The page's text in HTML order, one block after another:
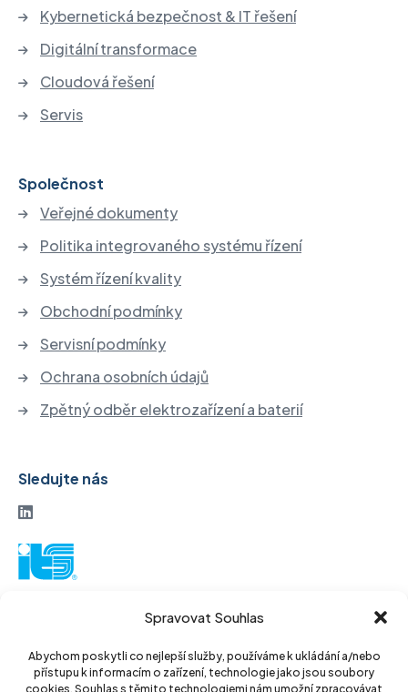
Spravovat Souhlas
Abychom poskytli co nejlepší služby, používáme k ukládání a/nebo
přístupu k informacím o zařízení, technologie jako jsou soubory
cookies. Souhlas s těmito technologiemi nám umožní zpracovávat
Kybernetická bezpečnost & IT řešení
Digitální transformace
Cloudová řešení
Servis
Společnost
Veřejné dokumenty
Politika integrovaného systému řízení
Systém řízení kvality
Obchodní podmínky
Servisní podmínky
Ochrana osobních údajů
Zpětný odběr elektrozařízení a baterií
Sledujte nás
130 52 Praha3
Czech Republic